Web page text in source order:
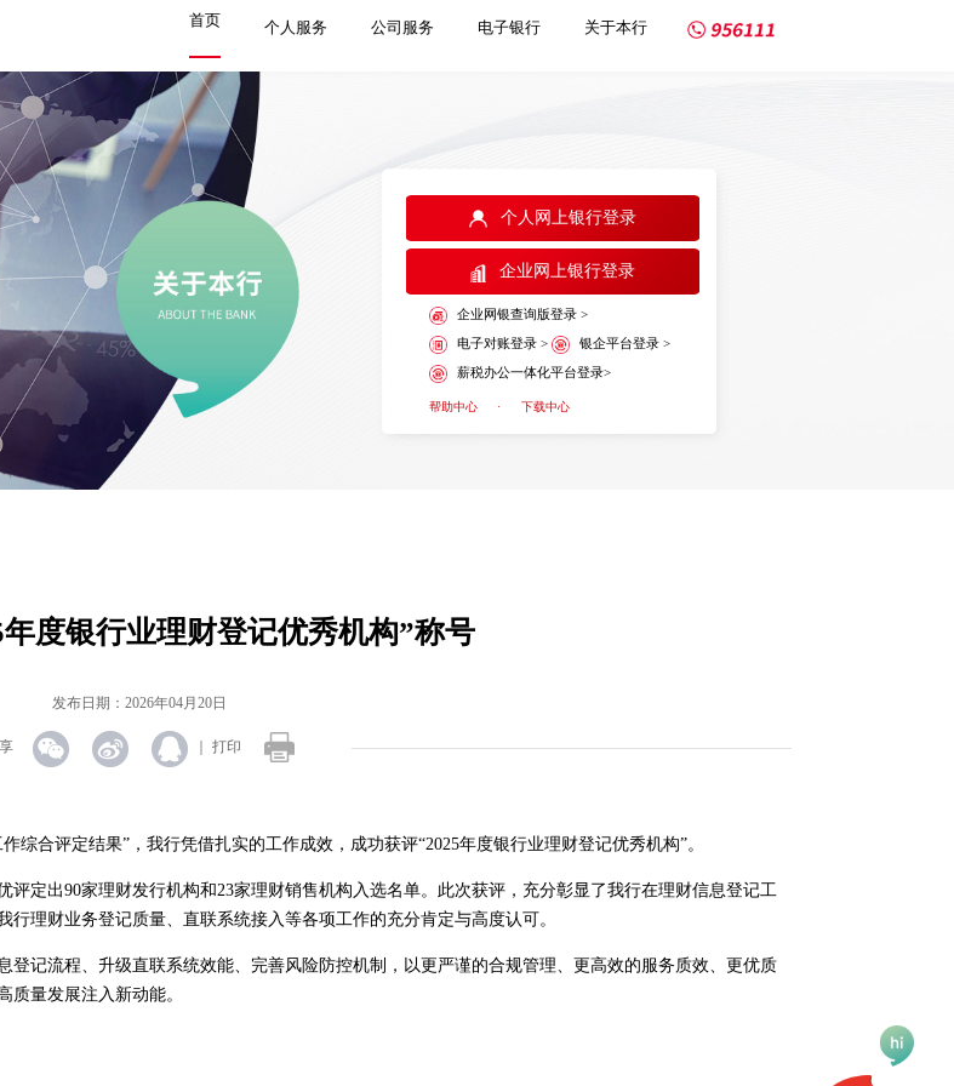
首页 个人服务 公司服务 电子银行 关于本行
个人网上银行登录
企业网上银行登录
企业网银查询版登录 >
电子对账登录 > 银企平台登录 >
薪税办公一体化平台登录>
帮助中心 · 下载中心
度银行业理财登记优秀机构”称号
发布日期：2026年04月20日
｜ 打印
合评定结果”，我行凭借扎实的工作成效，成功获评“2025年度银行业理财登记优秀机构”。
出90家理财发行机构和23家理财销售机构入选名单。此次获评，充分彰显了我行在理财信息登记工
理财业务登记质量、直联系统接入等各项工作的充分肯定与高度认可。
记流程、升级直联系统效能、完善风险防控机制，以更严谨的合规管理、更高效的服务质效、更优质
质量发展注入新动能。